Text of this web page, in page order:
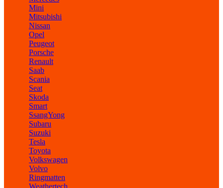
Mini
Mitsubishi
Nissan
Opel
Peugeot
Porsche
Renault
Saab
Scania
Seat
Skoda
Smart
SsangYong
Subaru
Suzuki
Tesla
Toyota
Volkswagen
Volvo
Ringmatten
Weathertech